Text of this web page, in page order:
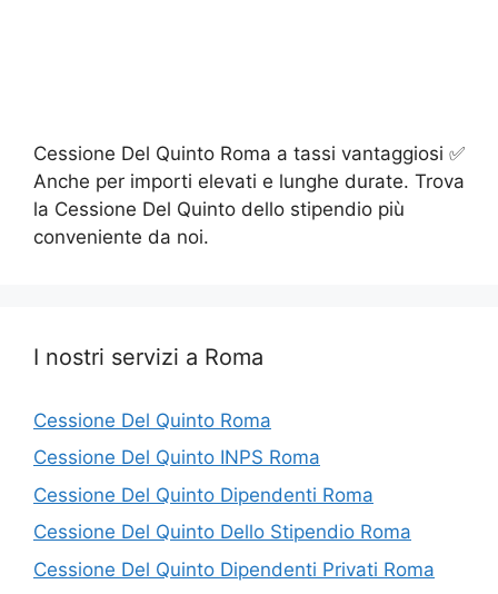
Cessione Del Quinto Roma a tassi vantaggiosi ✅
Anche per importi elevati e lunghe durate. Trova
la Cessione Del Quinto dello stipendio più
conveniente da noi.
I nostri servizi a Roma
Cessione Del Quinto Roma
Cessione Del Quinto INPS Roma
Cessione Del Quinto Dipendenti Roma
Cessione Del Quinto Dello Stipendio Roma
Cessione Del Quinto Dipendenti Privati Roma